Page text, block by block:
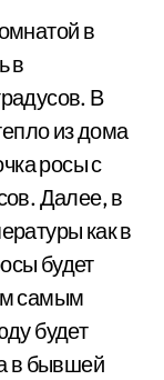
в
в
В
из дома
росы с
Далее, в
как в
будет
самым
будет
в бывшей